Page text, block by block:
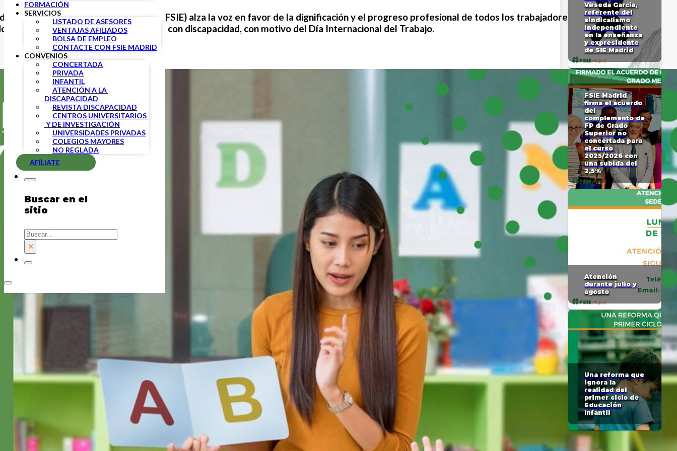
FORMACIÓN
SERVICIOS
LISTADO DE ASESORES
VENTAJAS AFILIADOS
BOLSA DE EMPLEO
CONTACTE CON FSIE MADRID
CONVENIOS
CONCERTADA
PRIVADA
INFANTIL
ATENCIÓN A LA
DISCAPACIDAD
REVISTA DISCAPACIDAD
CENTROS UNIVERSITARIOS
Y DE INVESTIGACIÓN
UNIVERSIDADES PRIVADAS
COLEGIOS MAYORES
NO REGLADA
AFÍLIATE
Buscar en el
sitio
Buscar
×
Independientes de Enseñanza (FSIE) alza la voz en favor de la dignificación y el progreso profesional de todos los trabajadores del ámbito
y privado y de la atención a personas con discapacidad, con motivo del Día Internacional del Trabajo.
Vírseda García,
referente del
sindicalismo
independiente
en la enseñanza
y expresidente
de SIE Madrid
FSIE Madrid
firma el acuerdo
del
complemento de
FP de Grado
Superior no
concertada para
el curso
2025/2026 con
una subida del
2,5%
Atención
durante julio y
agosto
Una reforma que
ignora la
realidad del
primer ciclo de
Educación
Infantil